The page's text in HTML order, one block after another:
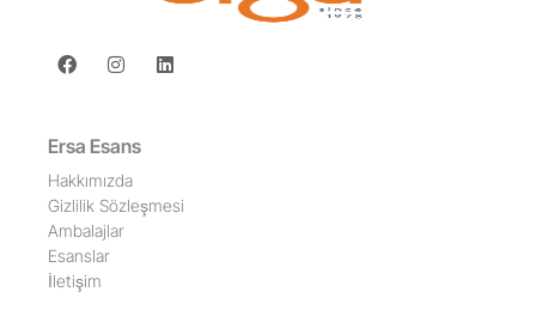
Ersa Esans
Hakkımızda
Gizlilik Sözleşmesi
Ambalajlar
Esanslar
İletişim